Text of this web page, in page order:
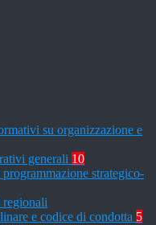
su organizzazione e
generali 10
strategico-
regionali
e codice di condotta 5